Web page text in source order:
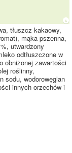
tłuszcz kakaowy,
mąka pszenna,
utwardzony
odtłuszczone w
obniżonej zawartości
roślinny,
sodu, wodorowęglan
innych orzechów i